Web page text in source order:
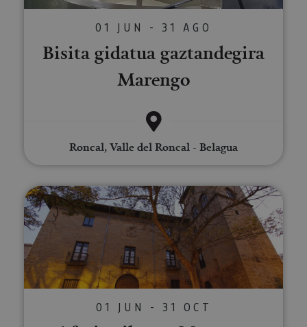
01 JUN - 31 AGO
Bisita gidatua gaztandegira
Marengo
Roncal, Valle del Roncal - Belagua
Afari pribatua Mencoen
01 JUN - 31 OCT